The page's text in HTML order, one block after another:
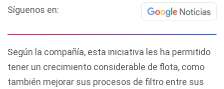
Síguenos en:
Según la compañía, esta iniciativa les ha permitido
tener un crecimiento considerable de flota, como
también mejorar sus procesos de filtro entre sus